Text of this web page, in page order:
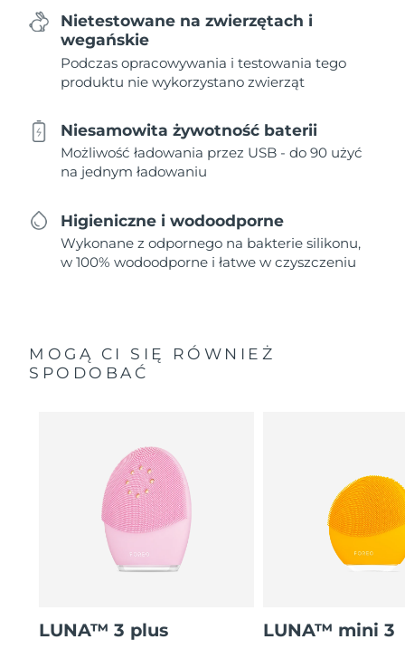
Nietestowane na zwierzętach i
wegańskie
Podczas opracowywania i testowania tego
produktu nie wykorzystano zwierząt
Niesamowita żywotność baterii
Możliwość ładowania przez USB - do 90 użyć
na jednym ładowaniu
Higieniczne i wodoodporne
Wykonane z odpornego na bakterie silikonu,
w 100% wodoodporne i łatwe w czyszczeniu
MOGĄ CI SIĘ RÓWNIEŻ
SPODOBAĆ
LUNA™ 3 plus LUNA™ mini 3